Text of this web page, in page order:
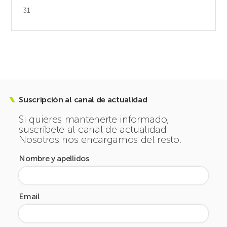
31
Suscripción al canal de actualidad
Si quieres mantenerte informado,
suscríbete al canal de actualidad.
Nosotros nos encargamos del resto.
Nombre y apellidos
Email